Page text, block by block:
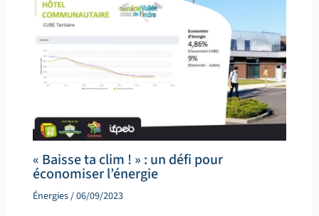
« Baisse ta clim ! » : un défi pour
économiser l’énergie
Énergies/06/09/2023